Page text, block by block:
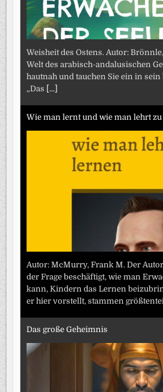
Weisheit des Ostens. Autor:
Welt des arabisch-andalusischen
hautnah und tauchen Sie ein in
„Das [...]
Wie man lernt und wie man lehrt
Autor: McMurry, Frank M. Der
der Frage beschäftigt, wie man
kann, Kindern das Lernen
er hier vorstellt, stammen
Das große Geheimnis